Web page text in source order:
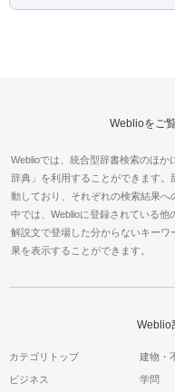
Weblioをご
Weblioでは、統合型辞書検索のほ
辞典」を利用することができます
動しており、それぞれの検索結果
中では、Weblioに登録されている他
解説文で登場した分からないキー
果を表示することができます。
Weblio
カテゴリトップ 建物・
ビジネス 学問